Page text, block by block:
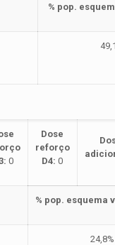
% pop.
0
Dose
reforço
D4: 0
% pop. esquema